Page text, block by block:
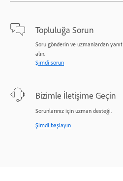
Topluluğa Sorun
Soru gönderin ve uzmanlardan yanıt
alın.
Şimdi sorun
Bizimle İletişime Geçin
Sorunlarınız için uzman desteği.
Şimdi başlayın